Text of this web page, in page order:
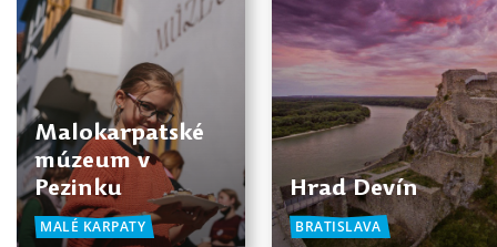
Malokarpatské
múzeum v
Pezinku
MALÉ KARPATY
Hrad Devín
BRATISLAVA